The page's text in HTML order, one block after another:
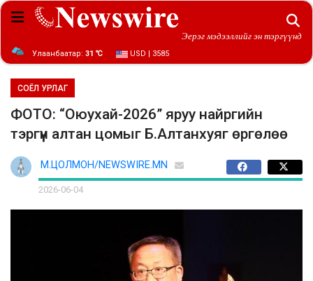
Эерэг мэдээллийг эн тэргүүнд
Улаанбаатар: 31 ℃ USD | 3585
СОЁЛ УРЛАГ
ФОТО: “Оюухай-2026” яруу найргийн
тэргүүн алтан цомыг Б.Алтанхуяг өргөлөө
М.ЦОЛМОН/NEWSWIRE.MN
2026-06-04